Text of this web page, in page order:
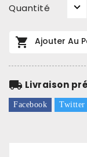
Quantité
 Ajouter Au
local_shipping Livraison
Facebook Twitter